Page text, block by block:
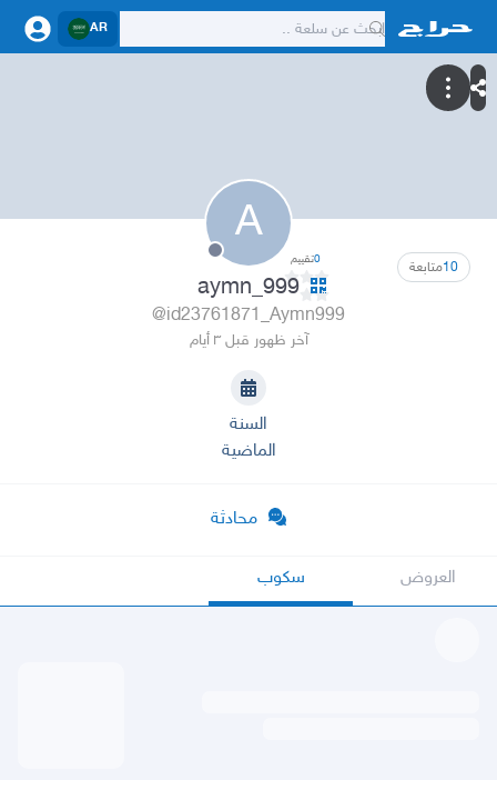
AR
A
10متابعة 0تقييم
aymn_999
@id23761871_Aymn999
آخر ظهور قبل ٣ أيام
السنة
الماضية
محادثة
العروض سكوب